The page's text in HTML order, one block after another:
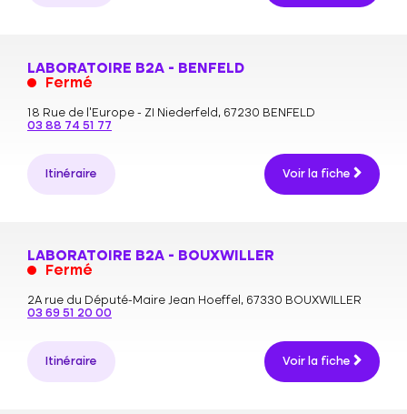
LABORATOIRE B2A - BENFELD
Fermé
18 Rue de l'Europe - ZI Niederfeld, 67230 BENFELD
03 88 74 51 77
Itinéraire Voir la fiche
LABORATOIRE B2A - BOUXWILLER
Fermé
2A rue du Député-Maire Jean Hoeffel, 67330 BOUXWILLER
03 69 51 20 00
Itinéraire Voir la fiche